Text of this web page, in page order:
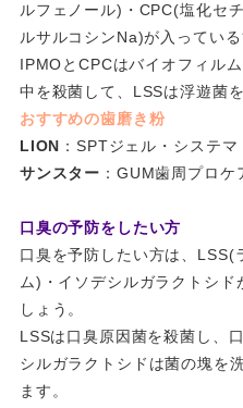
ルフェノール)・CPC(塩化セ
ルサルコシンNa)が入ってい
IPMOとCPCはバイオフィル
中を殺菌して、LSSは浮遊菌
おすすめの歯磨き粉
LION ：SPTジェル・システ
サンスター ：GUM歯周プロ
口臭の予防をしたい方
口臭を予防したい方は、LSS(
ム)・イソデシルガラクトシ
しょう。
LSSは口臭原因菌を殺菌し、
シルガラクトシドは菌の塊を
ます。